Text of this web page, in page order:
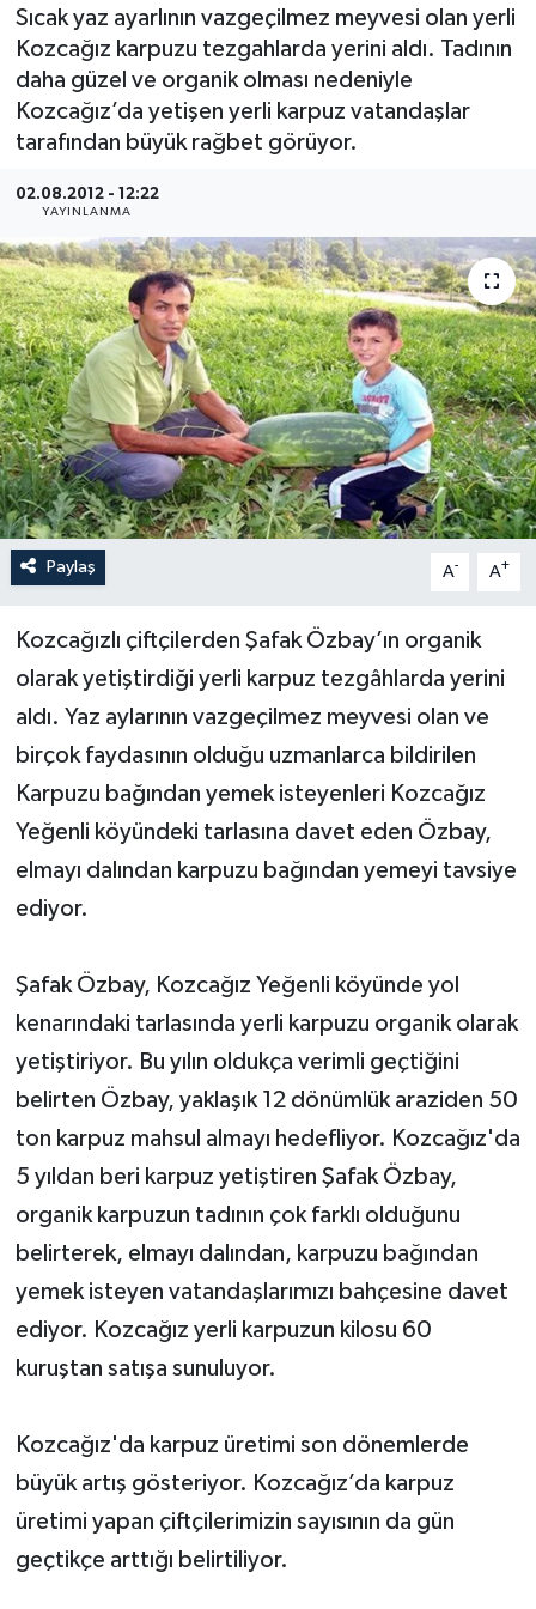
Sıcak yaz ayarlının vazgeçilmez meyvesi olan yerli
Kozcağız karpuzu tezgahlarda yerini aldı. Tadının
daha güzel ve organik olması nedeniyle
Kozcağız’da yetişen yerli karpuz vatandaşlar
tarafından büyük rağbet görüyor.
02.08.2012 - 12:22
YAYINLANMA
Paylaş A- A+
Kozcağızlı çiftçilerden Şafak Özbay’ın organik
olarak yetiştirdiği yerli karpuz tezgâhlarda yerini
aldı. Yaz aylarının vazgeçilmez meyvesi olan ve
birçok faydasının olduğu uzmanlarca bildirilen
Karpuzu bağından yemek isteyenleri Kozcağız
Yeğenli köyündeki tarlasına davet eden Özbay,
elmayı dalından karpuzu bağından yemeyi tavsiye
ediyor.
Şafak Özbay, Kozcağız Yeğenli köyünde yol
kenarındaki tarlasında yerli karpuzu organik olarak
yetiştiriyor. Bu yılın oldukça verimli geçtiğini
belirten Özbay, yaklaşık 12 dönümlük araziden 50
ton karpuz mahsul almayı hedefliyor. Kozcağız'da
5 yıldan beri karpuz yetiştiren Şafak Özbay,
organik karpuzun tadının çok farklı olduğunu
belirterek, elmayı dalından, karpuzu bağından
yemek isteyen vatandaşlarımızı bahçesine davet
ediyor. Kozcağız yerli karpuzun kilosu 60
kuruştan satışa sunuluyor.
Kozcağız'da karpuz üretimi son dönemlerde
büyük artış gösteriyor. Kozcağız’da karpuz
üretimi yapan çiftçilerimizin sayısının da gün
geçtikçe arttığı belirtiliyor.
Medya
Sağlık
Siyaset
Spor
Tarım
Turizm
Yaşam
Yerel Yönetimler
DÜNYA
YEREL